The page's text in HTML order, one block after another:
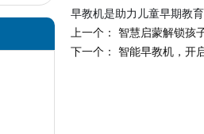
早教机是助力儿童早期教
上一个： 智慧启蒙解锁孩
下一个： 智能早教机，开